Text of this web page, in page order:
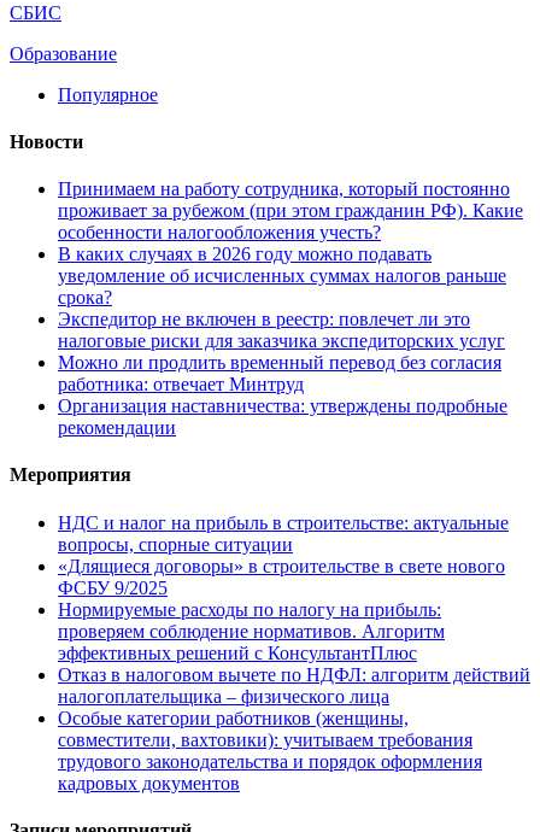
СБИС
Образование
Популярное
Новости
Принимаем на работу сотрудника, который постоянно
проживает за рубежом (при этом гражданин РФ). Какие
особенности налогообложения учесть?
В каких случаях в 2026 году можно подавать
уведомление об исчисленных суммах налогов раньше
срока?
Экспедитор не включен в реестр: повлечет ли это
налоговые риски для заказчика экспедиторских услуг
Можно ли продлить временный перевод без согласия
работника: отвечает Минтруд
Организация наставничества: утверждены подробные
рекомендации
Мероприятия
НДС и налог на прибыль в строительстве: актуальные
вопросы, спорные ситуации
«Длящиеся договоры» в строительстве в свете нового
ФСБУ 9/2025
Нормируемые расходы по налогу на прибыль:
проверяем соблюдение нормативов. Алгоритм
эффективных решений с КонсультантПлюс
Отказ в налоговом вычете по НДФЛ: алгоритм действий
налогоплательщика – физического лица
Особые категории работников (женщины,
совместители, вахтовики): учитываем требования
трудового законодательства и порядок оформления
кадровых документов